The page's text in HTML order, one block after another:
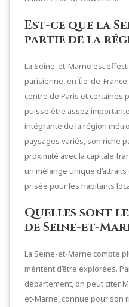
Est-ce que la
partie de la
La Seine-et-Marne est
parisienne, en Île-de-
centre de Paris et certaines
puisse être assez
intégrante de la région
paysages variés, son riche
proximité avec la capitale
un mélange unique
prisée pour les habitants
Quelles sont
de Seine-et-
La Seine-et-Marne compte
méritent d’être explorées.
département, on peut citer
et-Marne, connue pour son